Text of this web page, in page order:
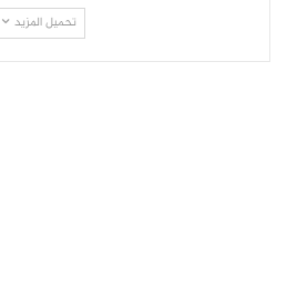
تحميل المزيد